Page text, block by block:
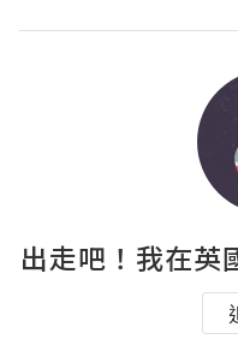
出走吧！我在